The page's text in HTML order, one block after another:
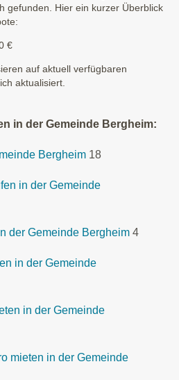
gefunden. Hier ein kurzer Überblick
€
auf aktuell verfügbaren
aktualisiert.
in der Gemeinde Bergheim:
Bergheim 18
in der Gemeinde
der Gemeinde Bergheim 4
in der Gemeinde
in der Gemeinde
mieten in der Gemeinde